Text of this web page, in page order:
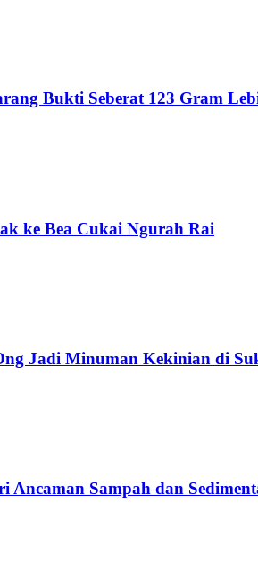
Bukti Seberat 123 Gram
ke Bea Cukai Ngurah Rai
Jadi Minuman Kekinian di
Sampah dan